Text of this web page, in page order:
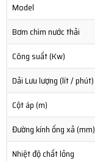
Model
Bơm chìm nước thải
Công suất (Kw)
Dải Lưu lượng (lít / phút)
Cột áp (m)
Đường kính ống xả (mm)
Nhiệt độ chất lỏng